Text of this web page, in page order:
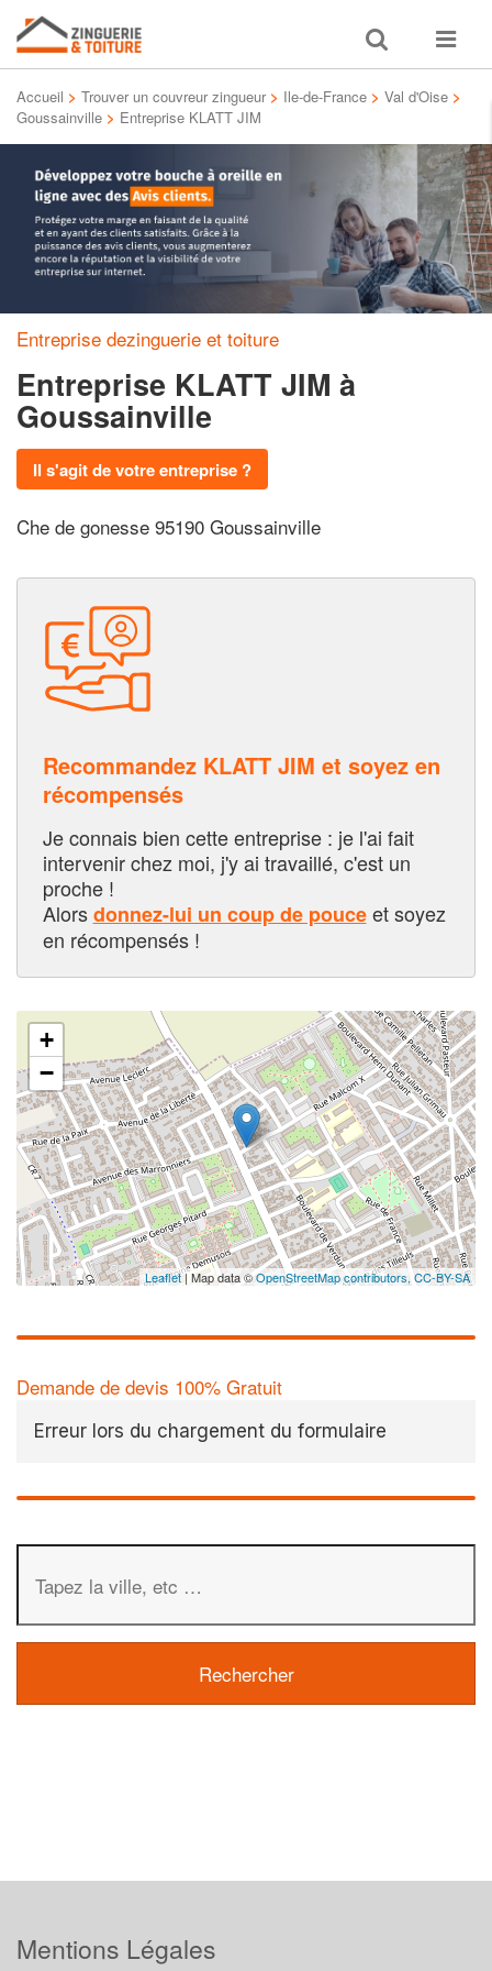
Toggle
search
Toggle
Accueil > Trouver un couvreur zingueur > Ile-de-France > Val d'Oise >
Goussainville > Entreprise KLATT JIM
Entreprise dezinguerie et toiture
Entreprise KLATT JIM à
Goussainville
Il s'agit de votre entreprise ?
Che de gonesse 95190 Goussainville
Recommandez KLATT JIM et soyez en
récompensés
Je connais bien cette entreprise : je l'ai fait
intervenir chez moi, j'y ai travaillé, c'est un
proche !
Alorsdonnez-lui un coup de pouceet soyez
en récompensés !
+
−
Leaflet| Map data ©OpenStreetMap contributors, CC-BY-SA
Demande de devis 100% Gratuit
Erreur lors du chargement du formulaire
Mentions Légales